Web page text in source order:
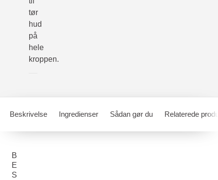
tør
hud
på
hele
kroppen.
Beskrivelse Ingredienser Sådan gør du Relaterede
B
E
S